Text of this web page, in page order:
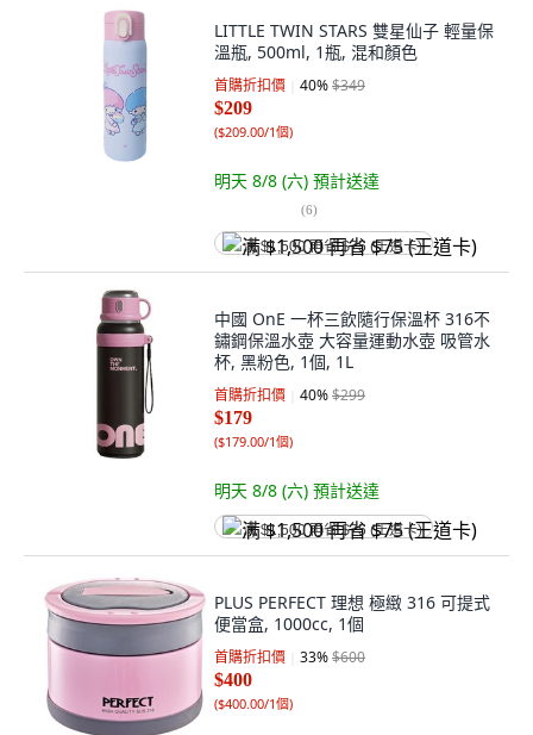
LITTLE TWIN STARS 雙星仙子 輕量保
溫瓶, 500ml, 1瓶, 混和顏色
首購折扣價 40%$349
$209
($209.00/1個)
明天 8/8 (六) 預計送達
(6)
满 $1,500 再省 $75 (王道卡)
中國 OnE 一杯三飲隨行保溫杯 316不
鏽鋼保溫水壺 大容量運動水壺 吸管水
杯, 黑粉色, 1個, 1L
首購折扣價 40%$299
$179
($179.00/1個)
明天 8/8 (六) 預計送達
满 $1,500 再省 $75 (王道卡)
PLUS PERFECT 理想 極緻 316 可提式
便當盒, 1000cc, 1個
首購折扣價 33%$600
$400
($400.00/1個)